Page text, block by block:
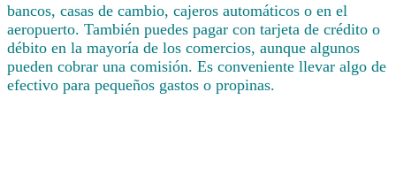
bancos, casas de cambio, cajeros automáticos o en el
aeropuerto. También puedes pagar con tarjeta de crédito o
débito en la mayoría de los comercios, aunque algunos
pueden cobrar una comisión. Es conveniente llevar algo de
efectivo para pequeños gastos o propinas.